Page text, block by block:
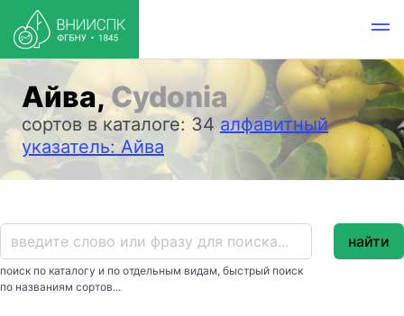
Айва,Cydonia
сортов в каталоге: 34 алфавитный
указатель: Айва
поиск по каталогу и по отдельным видам, быстрый поиск
по названиям сортов...
найти